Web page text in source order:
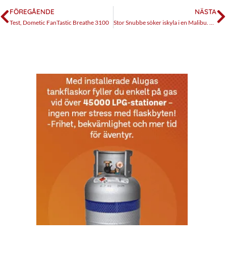
FÖREGÅENDE
Test, Dometic FanTastic Breathe 3100
NÄSTA
Stor Snubbe söker iskyla i en Malibu. Del 1, jag klantar till det